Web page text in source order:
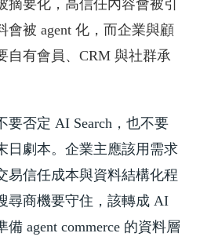
要化，高信任內容會被引
會被 agent 化，而企業與顧
自有會員、CRM 與社群承
要否定 AI Search，也不要
日劇本。企業主應該用需求
易信任成本與資料結構化程
尋商機要守住，該轉成 AI
agent commerce 的資料層